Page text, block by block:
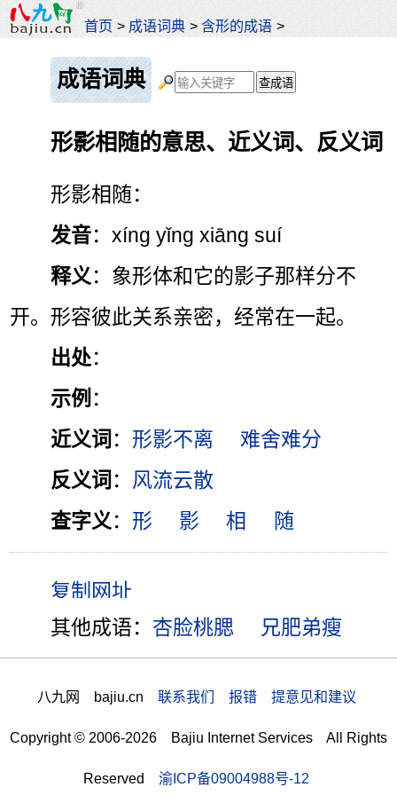
首页 > 成语词典 >含形的成语 >
成语词典
形影相随的意思、近义词、反义词
形影相随：
发音：xíng yǐng xiāng suí
释义 ：象形体和它的影子那样分不
开。形容彼此关系亲密，经常在一起。
出处：
示例 ：
近义词 ： 形影不离
难舍难分
反义词 ： 风流云散
查字义 ： 形 影 相 随
其他成语： 杏脸桃腮 兄肥弟瘦
八九网 bajiu.cn 联系我们 报错 提意见和建议
Copyright © 2006-2026 Bajiu Internet Services All Rights
Reserved 渝ICP备09004988号-12